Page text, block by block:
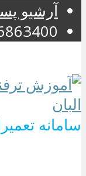
آرشیو
سامانه